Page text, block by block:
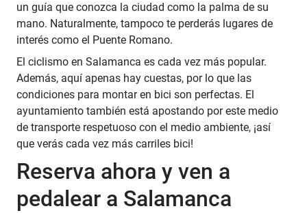
un guía que conozca la ciudad como la palma de su
mano. Naturalmente, tampoco te perderás lugares de
interés como el Puente Romano.
El ciclismo en Salamanca es cada vez más popular.
Además, aquí apenas hay cuestas, por lo que las
condiciones para montar en bici son perfectas. El
ayuntamiento también está apostando por este medio
de transporte respetuoso con el medio ambiente, ¡así
que verás cada vez más carriles bici!
Reserva ahora y ven a
pedalear a Salamanca